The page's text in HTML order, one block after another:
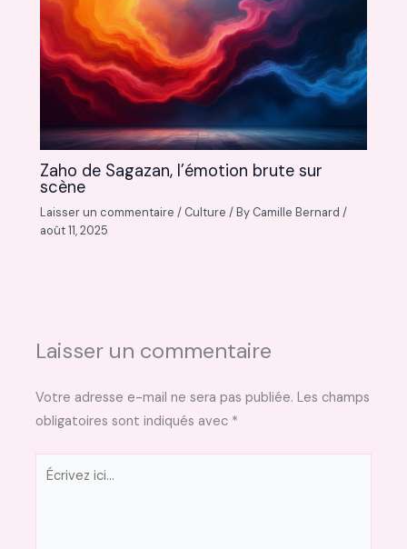
Zaho de Sagazan, l’émotion brute sur
scène
Laisser un commentaire / Culture / By Camille Bernard/
août 11, 2025
Laisser un commentaire
Votre adresse e-mail ne sera pas publiée. Les champs
obligatoires sont indiqués avec *
Écrivez